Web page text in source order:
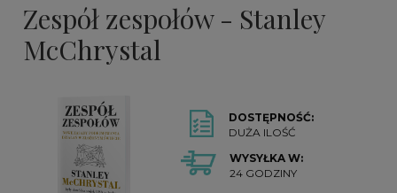
Zespół zespołów - Stanley
McChrystal
DOSTĘPNOŚĆ:
DUŻA ILOŚĆ
WYSYŁKA W:
24 GODZINY